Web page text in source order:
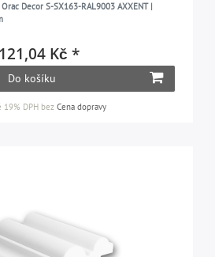
Decor S-SX163-RAL9003 AXXENT |
121,04 Kč *
Do košíku
19% DPHbez Cena dopravy